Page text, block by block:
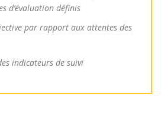
d’évaluation définis
par rapport aux attentes des
indicateurs de suivi